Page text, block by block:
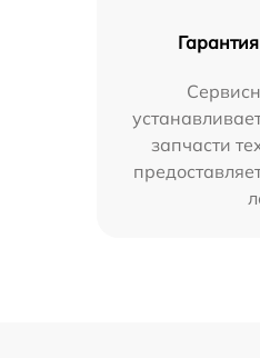
запчасти